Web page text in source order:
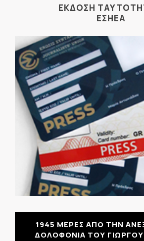
ΕΚΔΟΣΗ
ΕΣΗΕΑ
1945 ΜΕΡΕΣ ΑΠΟ ΤΗΝ
ΔΟΛΟΦΟΝΙΑ ΤΟΥ ΓΙΩΡΓΟΥ